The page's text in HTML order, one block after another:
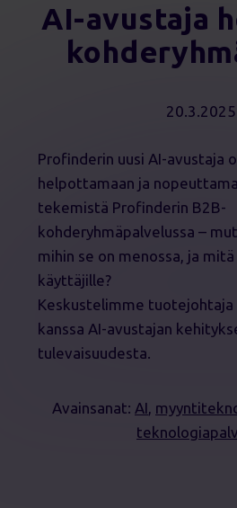
AI-avustaja
20.3.2025
Profinderin uusi AI-avustaja
helpottamaan ja
tekemistä Profinderin B2B-
kohderyhmäpalvelussa –
mihin se on menossa, ja
käyttäjille?
Keskustelimme tuotejohtaja
kanssa AI-avustajan
tulevaisuudesta.
Avainsanat: AI,